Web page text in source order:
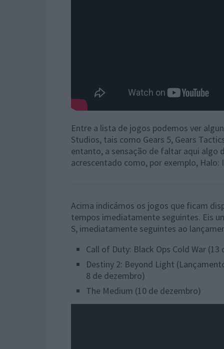
Entre a lista de jogos podemos ver
Studios, tais como Gears 5, Gears
entanto, a sensação de faltar aqui algo
acrescentado como, por exemplo, Halo:
Acima indicámos os jogos que ficam
tempos imediatamente seguintes. Eis
S, imediatamente seguintes ao
Call of Duty: Black Ops Cold War (13
Destiny 2: Beyond Light
8 de dezembro)
The Medium (10 de dezembro)